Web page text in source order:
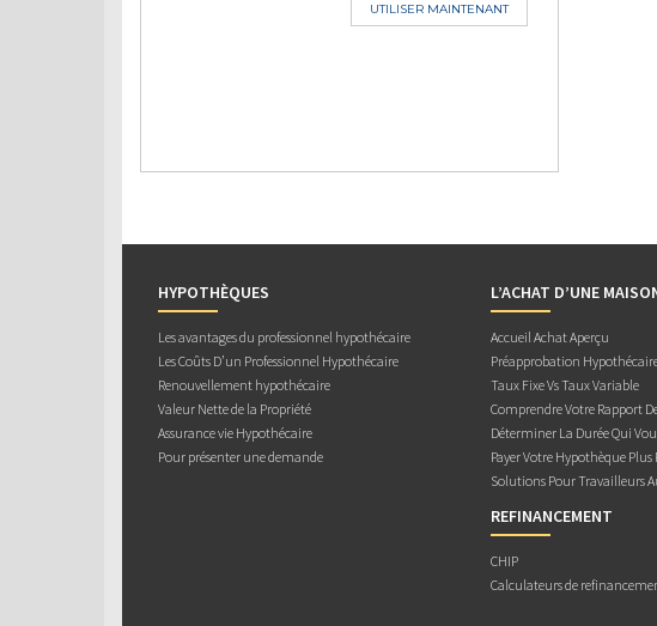
UTILISER MAINTENANT
HYPOTHÈQUES
Les avantages du professionnel hypothécaire
Les Coûts D’un Professionnel Hypothécaire
Renouvellement hypothécaire
Valeur Nette de la Propriété
Assurance vie Hypothécaire
Pour présenter une demande
L’ACHAT D’UNE
Accueil Achat Aperçu
Préapprobation
Taux Fixe Vs Taux Variable
Comprendre Votre Rapport
Déterminer La Durée Qui
Payer Votre Hypothèque
Solutions Pour Travailleurs
REFINANCEMENT
CHIP
Calculateurs de